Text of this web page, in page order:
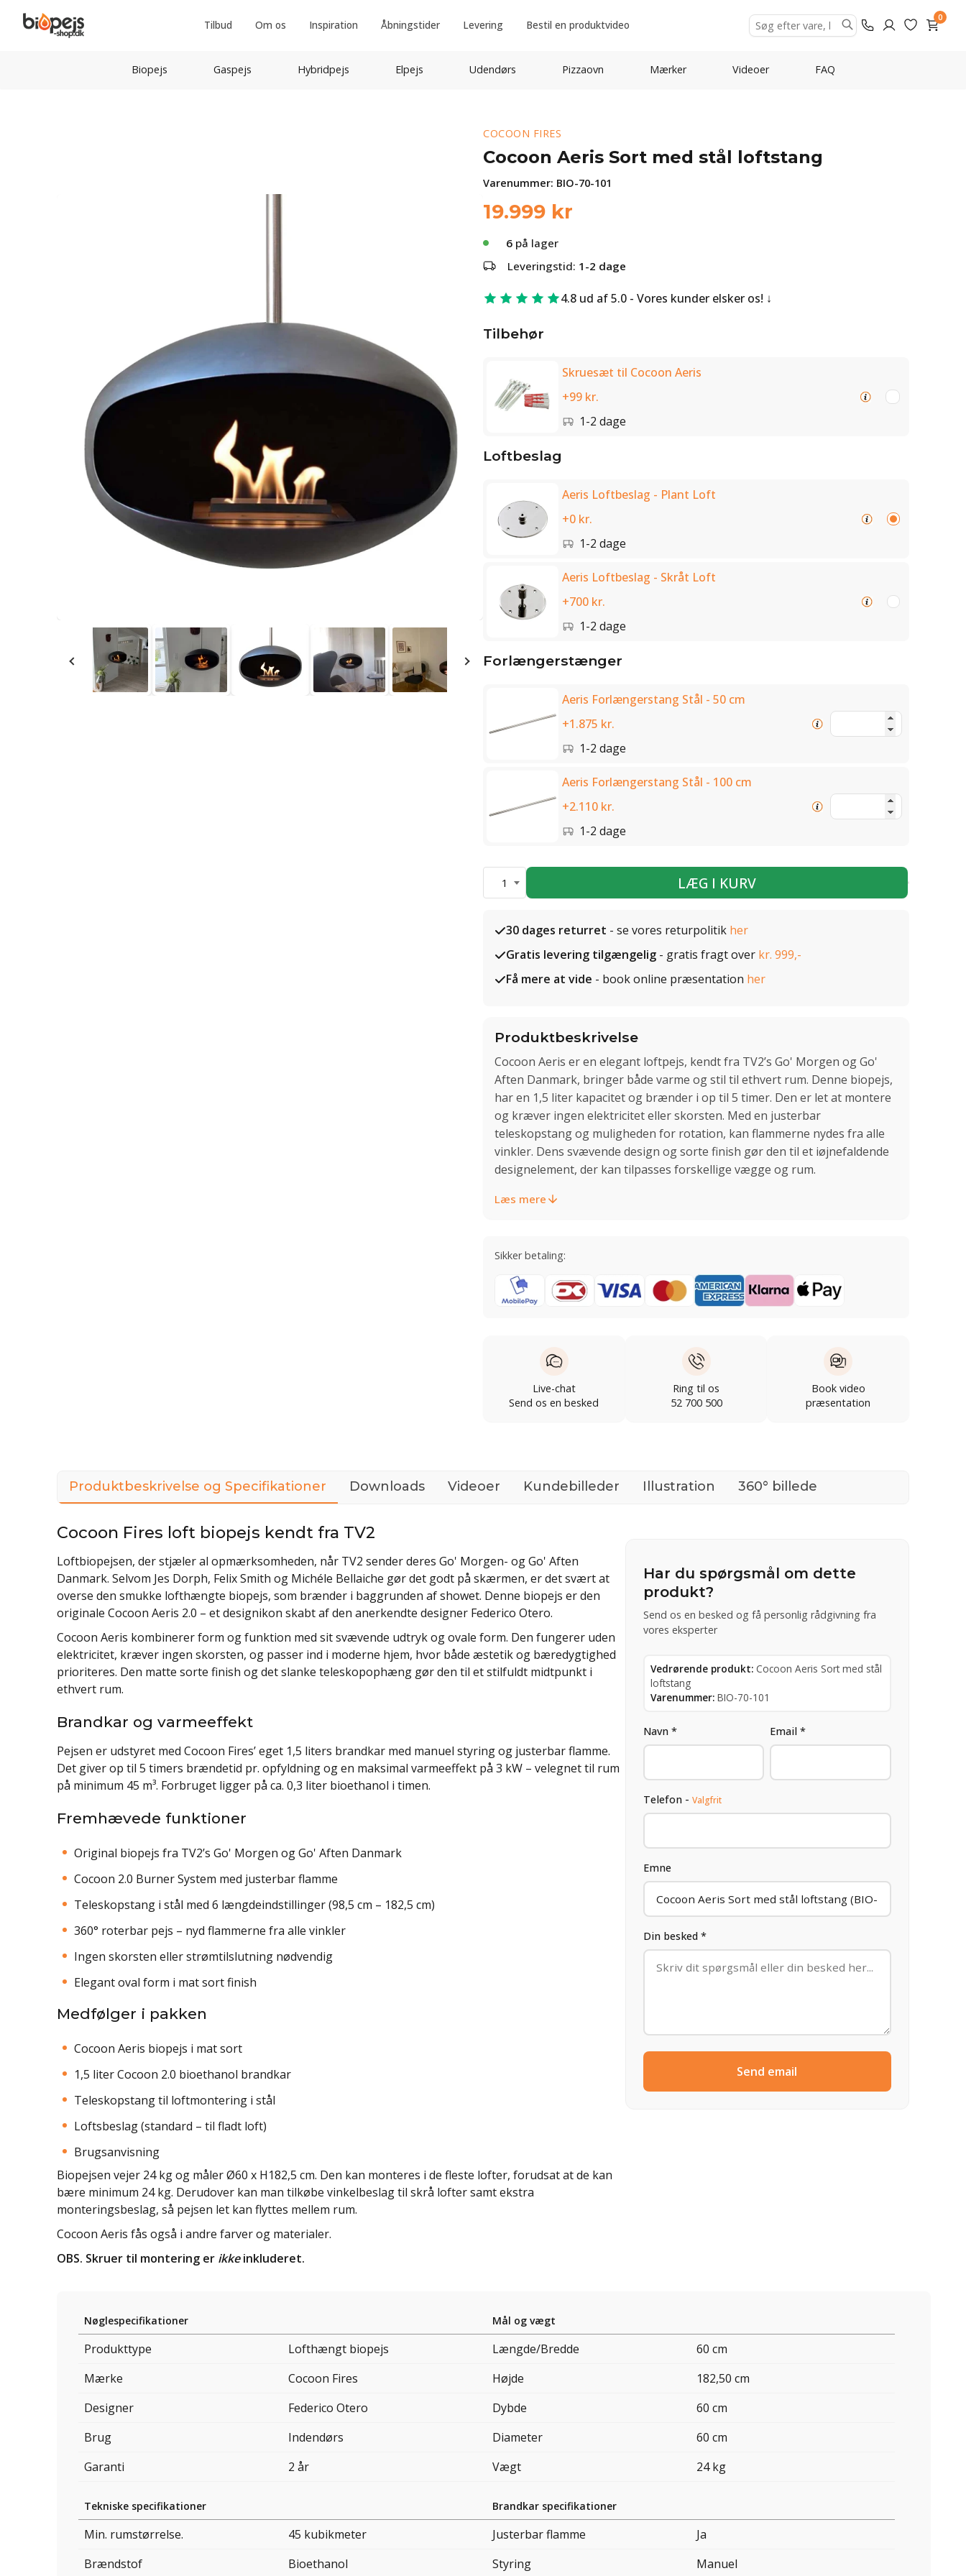
Tilbud Om os Inspiration Åbningstider Levering Bestil en produktvideo
0
Biopejs Gaspejs Hybridpejs Elpejs Udendørs Pizzaovn Mærker Videoer FAQ
COCOON FIRES
Cocoon Aeris Sort med stål loftstang
Varenummer: BIO-70-101
19.999 kr
6 på lager
Leveringstid: 1-2 dage
4.8 ud af 5.0 - Vores kunder elsker os!
Tilbehør
Skruesæt til Cocoon Aeris
+99 kr.
1-2 dage
Loftbeslag
Aeris Loftbeslag - Plant Loft
+0 kr.
1-2 dage
Aeris Loftbeslag - Skråt Loft
+700 kr.
1-2 dage
Forlængerstænger
Aeris Forlængerstang Stål - 50 cm
+1.875 kr.
1-2 dage
Aeris Forlængerstang Stål - 100 cm
+2.110 kr.
1-2 dage
1 LÆG I KURV
30 dages returret - se vores returpolitik her
Gratis levering tilgængelig - gratis fragt over kr. 999,-
Få mere at vide - book online præsentation her
Produktbeskrivelse
Cocoon Aeris er en elegant loftpejs, kendt fra TV2’s Go' Morgen og Go'
Aften Danmark, bringer både varme og stil til ethvert rum. Denne biopejs,
har en 1,5 liter kapacitet og brænder i op til 5 timer. Den er let at montere
og kræver ingen elektricitet eller skorsten. Med en justerbar
teleskopstang og muligheden for rotation, kan flammerne nydes fra alle
vinkler. Dens svævende design og sorte finish gør den til et iøjnefaldende
designelement, der kan tilpasses forskellige vægge og rum.
Læs mere
Sikker betaling:
Live-chat
Send os en besked
Ring til os
52 700 500
Book video
præsentation
Produktbeskrivelse og Specifikationer Downloads Videoer Kundebilleder Illustration 360° billede
Cocoon Fires loft biopejs kendt fra TV2
Loftbiopejsen, der stjæler al opmærksomheden, når TV2 sender deres Go' Morgen- og Go' Aften
Danmark. Selvom Jes Dorph, Felix Smith og Michéle Bellaiche gør det godt på skærmen, er det svært at
overse den smukke lofthængte biopejs, som brænder i baggrunden af showet. Denne biopejs er den
originale Cocoon Aeris 2.0 – et designikon skabt af den anerkendte designer Federico Otero.
Cocoon Aeris kombinerer form og funktion med sit svævende udtryk og ovale form. Den fungerer uden
elektricitet, kræver ingen skorsten, og passer ind i moderne hjem, hvor både æstetik og bæredygtighed
prioriteres. Den matte sorte finish og det slanke teleskopophæng gør den til et stilfuldt midtpunkt i
ethvert rum.
Brandkar og varmeeffekt
Pejsen er udstyret med Cocoon Fires’ eget 1,5 liters brandkar med manuel styring og justerbar flamme.
Det giver op til 5 timers brændetid pr. opfyldning og en maksimal varmeeffekt på 3 kW – velegnet til rum
på minimum 45 m³. Forbruget ligger på ca. 0,3 liter bioethanol i timen.
Fremhævede funktioner
Original biopejs fra TV2’s Go' Morgen og Go' Aften Danmark
Cocoon 2.0 Burner System med justerbar flamme
Teleskopstang i stål med 6 længdeindstillinger (98,5 cm – 182,5 cm)
360° roterbar pejs – nyd flammerne fra alle vinkler
Ingen skorsten eller strømtilslutning nødvendig
Elegant oval form i mat sort finish
Medfølger i pakken
Cocoon Aeris biopejs i mat sort
1,5 liter Cocoon 2.0 bioethanol brandkar
Teleskopstang til loftmontering i stål
Loftsbeslag (standard – til fladt loft)
Brugsanvisning
Biopejsen vejer 24 kg og måler Ø60 x H182,5 cm. Den kan monteres i de fleste lofter, forudsat at de kan
bære minimum 24 kg. Derudover kan man tilkøbe vinkelbeslag til skrå lofter samt ekstra
monteringsbeslag, så pejsen let kan flyttes mellem rum.
Cocoon Aeris fås også i andre farver og materialer.
OBS. Skruer til montering er ikkeinkluderet.
Har du spørgsmål om dette
produkt?
Send os en besked og få personlig rådgivning fra
vores eksperter
Vedrørende produkt: Cocoon Aeris Sort med stål
loftstang
Varenummer: BIO-70-101
Navn * Email *
Telefon - Valgfrit
Emne
Din besked *
Send email
Nøglespecifikationer
Produkttype
Lofthængt biopejs
Mærke
Cocoon Fires
Designer
Federico Otero
Brug
Indendørs
Garanti
2 år
Mål og vægt
Længde/Bredde
60 cm
Højde
182,50 cm
Dybde
60 cm
Diameter
60 cm
Vægt
24 kg
Tekniske specifikationer
Min. rumstørrelse.
45 kubikmeter
Brændstof
Bioethanol
Brandkar specifikationer
Justerbar flamme
Ja
Styring
Manuel